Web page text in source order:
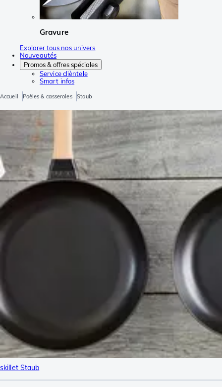
Gravure
Explorer tous nos univers
Nouveautés
Promos & offres spéciales
Service clièntele
Smart infos
Accueil Poêles & casseroles Staub
skillet Staub